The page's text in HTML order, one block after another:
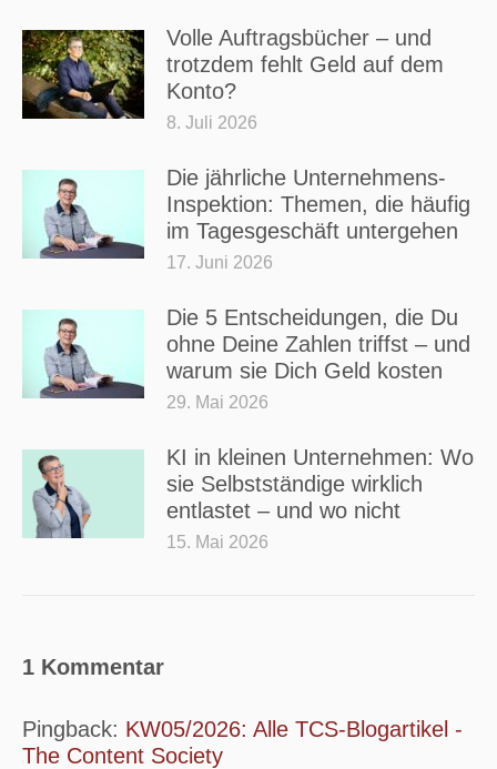
Volle Auftragsbücher – und
trotzdem fehlt Geld auf dem
Konto?
8. Juli 2026
Die jährliche Unternehmens-
Inspektion: Themen, die häufig
im Tagesgeschäft untergehen
17. Juni 2026
Die 5 Entscheidungen, die Du
ohne Deine Zahlen triffst – und
warum sie Dich Geld kosten
29. Mai 2026
KI in kleinen Unternehmen: Wo
sie Selbstständige wirklich
entlastet – und wo nicht
15. Mai 2026
1 Kommentar
Pingback: KW05/2026: Alle TCS-Blogartikel -
The Content Society